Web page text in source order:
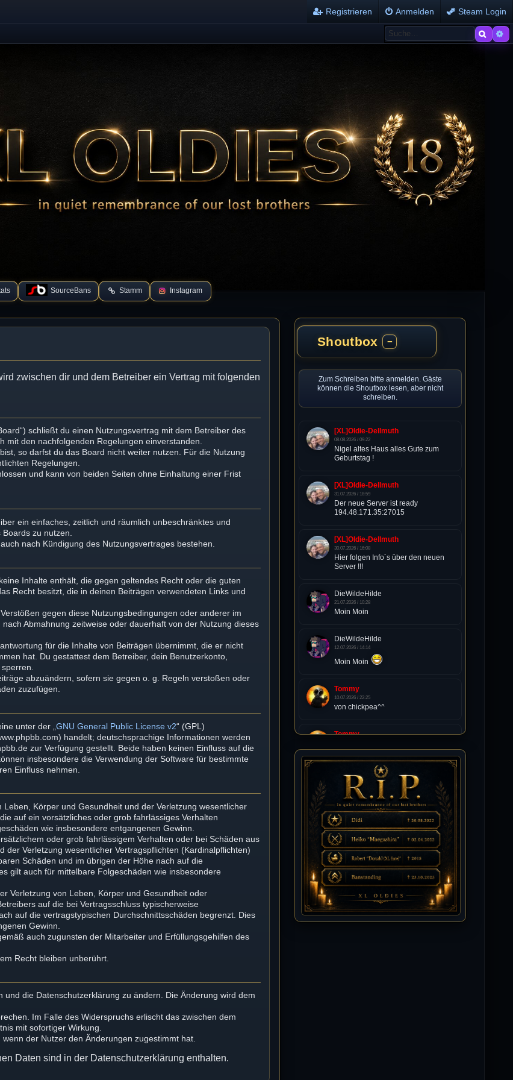
SourceBans Stamm Instagram
Steam Login
Anmelden
Registrieren
Suche
zwischen dir und dem Betreiber ein Vertrag mit folgenden
schließt du einen Nutzungsvertrag mit dem Betreiber des
mit den nachfolgenden Regelungen einverstanden.
so darfst du das Board nicht weiter nutzen. Für die Nutzung
Regelungen.
und kann von beiden Seiten ohne Einhaltung einer Frist
ein einfaches, zeitlich und räumlich unbeschränktes und
zu nutzen.
nach Kündigung des Nutzungsvertrages bestehen.
Inhalte enthält, die gegen geltendes Recht oder die guten
Recht besitzt, die in deinen Beiträgen verwendeten Links und
gegen diese Nutzungsbedingungen oder anderer im
Abmahnung zeitweise oder dauerhaft von der Nutzung dieses
für die Inhalte von Beiträgen übernimmt, die er nicht
hat. Du gestattest dem Betreiber, dein Benutzerkonto,
abzuändern, sofern sie gegen o. g. Regeln verstoßen oder
zuzufügen.
unter der „GNU General Public License v2“ (GPL)
handelt; deutschsprachige Informationen werden
zur Verfügung gestellt. Beide haben keinen Einfluss auf die
insbesondere die Verwendung der Software für bestimmte
Einfluss nehmen.
Körper und Gesundheit und der Verletzung wesentlicher
auf ein vorsätzliches oder grob fahrlässiges Verhalten
wie insbesondere entgangenen Gewinn.
oder grob fahrlässigem Verhalten oder bei Schäden aus
Verletzung wesentlicher Vertragspflichten (Kardinalpflichten)
Schäden und im übrigen der Höhe nach auf die
gilt auch für mittelbare Folgeschäden wie insbesondere
Verletzung von Leben, Körper und Gesundheit oder
auf die bei Vertragsschluss typischerweise
auf die vertragstypischen Durchschnittsschäden begrenzt. Dies
Gewinn.
auch zugunsten der Mitarbeiter und Erfüllungsgehilfen des
Recht bleiben unberührt.
die Datenschutzerklärung zu ändern. Die Änderung wird dem
Im Falle des Widerspruchs erlischt das zwischen dem
mit sofortiger Wirkung.
der Nutzer den Änderungen zugestimmt hat.
Daten sind in der Datenschutzerklärung enthalten.
Shoutbox −
Zum Schreiben bitte anmelden. Gäste
können die Shoutbox lesen, aber nicht
schreiben.
[XL]Oldie-Dellmuth
08.08.2026 / 09:22
Nigel altes Haus alles Gute zum
Geburtstag !
[XL]Oldie-Dellmuth
31.07.2026 / 18:59
Der neue Server ist ready
194.48.171.35:27015
[XL]Oldie-Dellmuth
30.07.2026 / 16:08
Hier folgen Info´s über den neuen
Server !!!
DieWildeHilde
21.07.2026 / 10:28
Moin Moin
DieWildeHilde
12.07.2026 / 14:14
Moin Moin
Tommy
10.07.2026 / 22:25
von chickpea^^
Tommy
Letzte Aktivität:
27. Dez 2023, 22:48
DieWildeHilde
10.07.2026 / 12:48
Happy Birthday Chickpea
DieWildeHilde
10.07.2026 / 10:08
Hallo meine Lieben!
Isimiyaki
10.07.2026 / 00:34
Alles gute chickpea